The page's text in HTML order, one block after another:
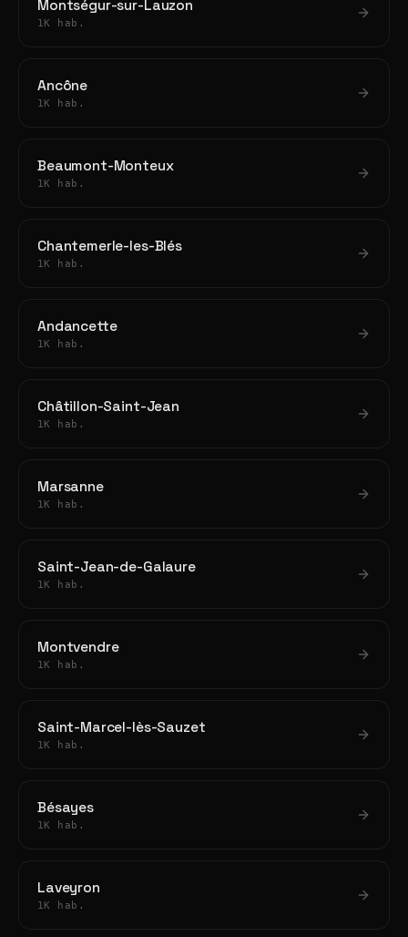
Montségur-sur-Lauzon
1K hab.
Ancône
1K hab.
Beaumont-Monteux
1K hab.
Chantemerle-les-Blés
1K hab.
Andancette
1K hab.
Châtillon-Saint-Jean
1K hab.
Marsanne
1K hab.
Saint-Jean-de-Galaure
1K hab.
Montvendre
1K hab.
Saint-Marcel-lès-Sauzet
1K hab.
Bésayes
1K hab.
Laveyron
1K hab.